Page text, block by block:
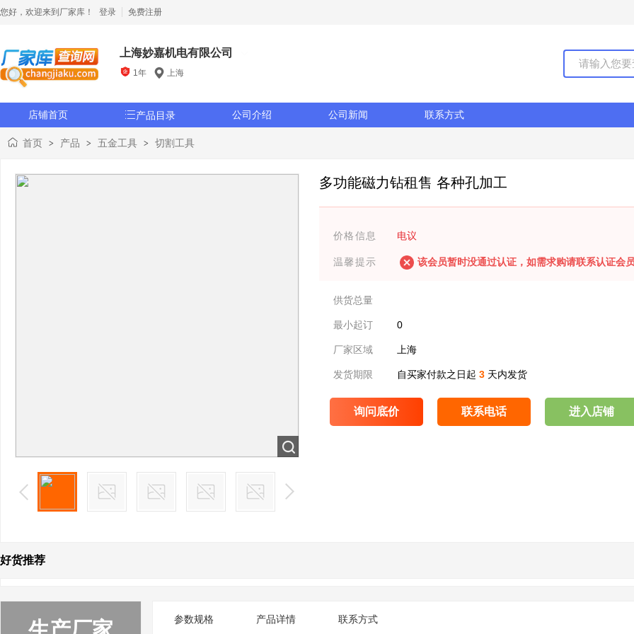
您好，欢迎来到厂家库！ 登录 免费注册
上海妙嘉机电有限公司
1年  上海
店铺首页 产品目录 公司介绍 公司新闻 联系方式
首页 > 产品 > 五金工具 > 切割工具
多功能磁力钻租售 各种孔加工
价格信息 电议
温馨提示 该会员暂时没通过认证，如需求购请联系认证会
供货总量
最小起订 0
厂家区域 上海
发货期限 自买家付款之日起 3 天内发货
询问底价 联系电话 进入店铺
好货推荐
参数规格 产品详情 联系方式